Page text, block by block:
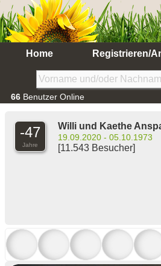
Home Registrieren/
66 Benutzer Online
-47
Jahre
Willi und Kaethe
19.09.2020 - 05.10.1973
[11.543 Besucher]